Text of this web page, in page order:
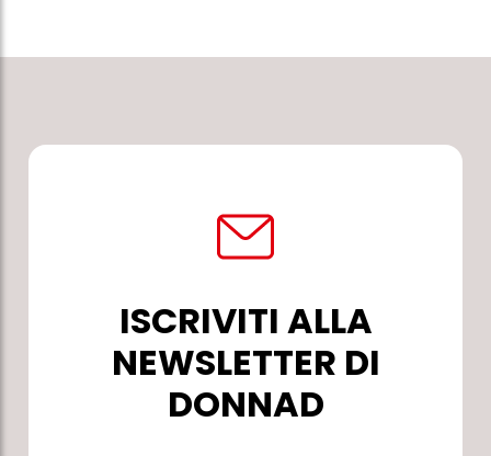
ISCRIVITI ALLA
NEWSLETTER DI
DONNAD